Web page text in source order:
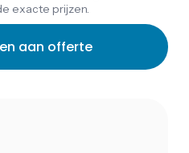
exacte prijzen.
aan offerte